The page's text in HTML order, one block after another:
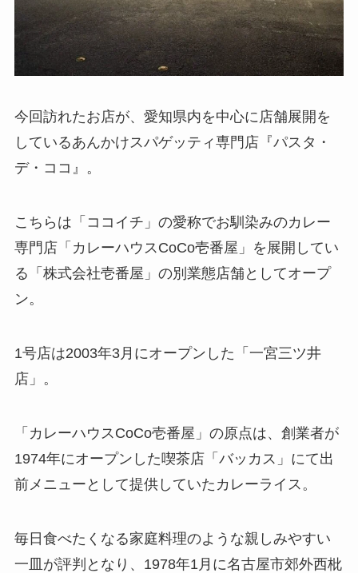
今回訪れたお店が、愛知県内を中心に店舗展開を
しているあんかけスパゲッティ専門店『パスタ・
デ・ココ』。
こちらは「ココイチ」の愛称でお馴染みのカレー
専門店「カレーハウスCoCo壱番屋」を展開してい
る「株式会社壱番屋」の別業態店舗としてオープ
ン。
1号店は2003年3月にオープンした「一宮三ツ井
店」。
「カレーハウスCoCo壱番屋」の原点は、創業者が
1974年にオープンした喫茶店「バッカス」にて出
前メニューとして提供していたカレーライス。
毎日食べたくなる家庭料理のような親しみやすい
一皿が評判となり、1978年1月に名古屋市郊外西枇